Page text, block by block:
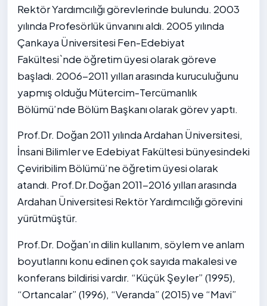
Rektör Yardımcılığı görevlerinde bulundu. 2003
yılında Profesörlük ünvanını aldı. 2005 yılında
Çankaya Üniversitesi Fen-Edebiyat
Fakültesi`nde öğretim üyesi olarak göreve
başladı. 2006-2011 yılları arasında kuruculuğunu
yapmış olduğu Mütercim-Tercümanlık
Bölümü’nde Bölüm Başkanı olarak görev yaptı.
Prof.Dr. Doğan 2011 yılında Ardahan Üniversitesi,
İnsani Bilimler ve Edebiyat Fakültesi bünyesindeki
Çeviribilim Bölümü’ne öğretim üyesi olarak
atandı. Prof.Dr.Doğan 2011-2016 yılları arasında
Ardahan Üniversitesi Rektör Yardımcılığı görevini
yürütmüştür.
Prof.Dr. Doğan’ın dilin kullanım, söylem ve anlam
boyutlarını konu edinen çok sayıda makalesi ve
konferans bildirisi vardır. “Küçük Şeyler” (1995),
“Ortancalar” (1996), “Veranda” (2015) ve “Mavi”